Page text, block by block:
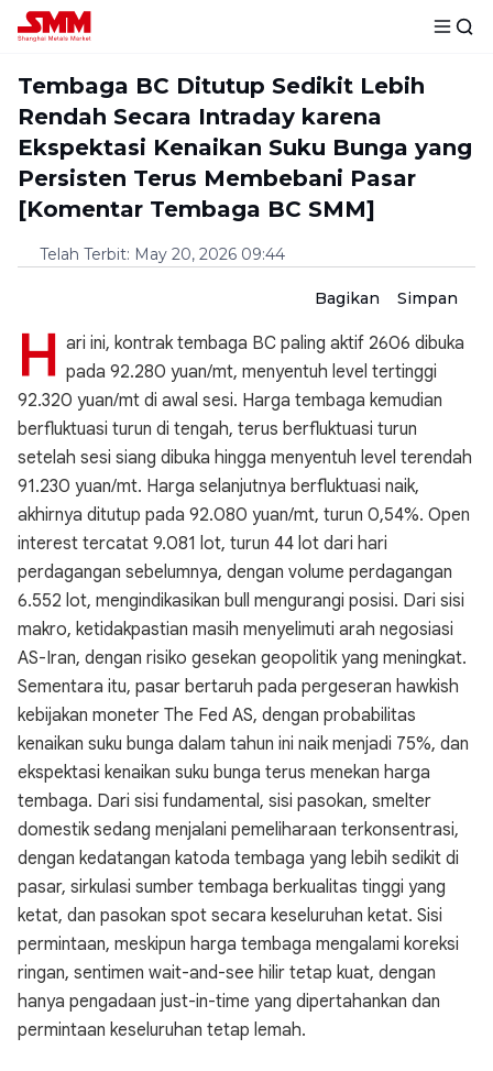
Tembaga BC Ditutup Sedikit Lebih
Rendah Secara Intraday karena
Ekspektasi Kenaikan Suku Bunga yang
Persisten Terus Membebani Pasar
[Komentar Tembaga BC SMM]
Telah Terbit: May 20, 2026 09:44
Bagikan Simpan
H ari ini, kontrak tembaga BC paling aktif 2606 dibuka
pada 92.280 yuan/mt, menyentuh level tertinggi
92.320 yuan/mt di awal sesi. Harga tembaga kemudian
berfluktuasi turun di tengah, terus berfluktuasi turun
setelah sesi siang dibuka hingga menyentuh level terendah
91.230 yuan/mt. Harga selanjutnya berfluktuasi naik,
akhirnya ditutup pada 92.080 yuan/mt, turun 0,54%. Open
interest tercatat 9.081 lot, turun 44 lot dari hari
perdagangan sebelumnya, dengan volume perdagangan
6.552 lot, mengindikasikan bull mengurangi posisi. Dari sisi
makro, ketidakpastian masih menyelimuti arah negosiasi
AS-Iran, dengan risiko gesekan geopolitik yang meningkat.
Sementara itu, pasar bertaruh pada pergeseran hawkish
kebijakan moneter The Fed AS, dengan probabilitas
kenaikan suku bunga dalam tahun ini naik menjadi 75%, dan
ekspektasi kenaikan suku bunga terus menekan harga
tembaga. Dari sisi fundamental, sisi pasokan, smelter
domestik sedang menjalani pemeliharaan terkonsentrasi,
dengan kedatangan katoda tembaga yang lebih sedikit di
pasar, sirkulasi sumber tembaga berkualitas tinggi yang
ketat, dan pasokan spot secara keseluruhan ketat. Sisi
permintaan, meskipun harga tembaga mengalami koreksi
ringan, sentimen wait-and-see hilir tetap kuat, dengan
hanya pengadaan just-in-time yang dipertahankan dan
permintaan keseluruhan tetap lemah.